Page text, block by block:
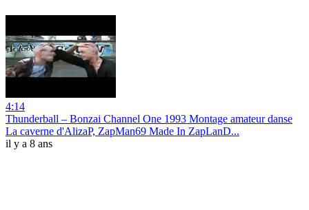
4:14
Thunderball ‎– Bonzai Channel One 1993 Montage amateur danse
La caverne d'AlizaP, ZapMan69 Made In ZapLanD...
il y a 8 ans